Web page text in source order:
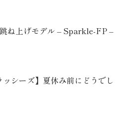
ね上げモデル – Sparkle-FP –
ッシーズ】夏休み前にどうでし